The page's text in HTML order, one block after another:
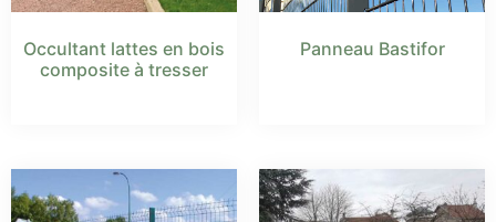
Occultant lattes en bois
composite à tresser
Panneau Bastifor